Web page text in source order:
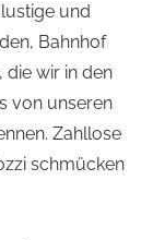
und
Bahnhof
die wir in den
von unseren
Zahllose
schmücken